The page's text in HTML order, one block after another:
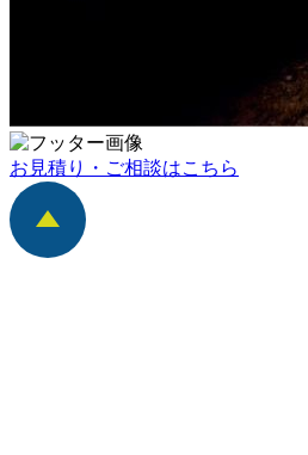
お見積り・ご相談はこちら